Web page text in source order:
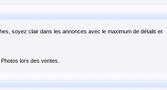
soyez clair dans les annonces avec le maximum de détails et
lors des ventes.